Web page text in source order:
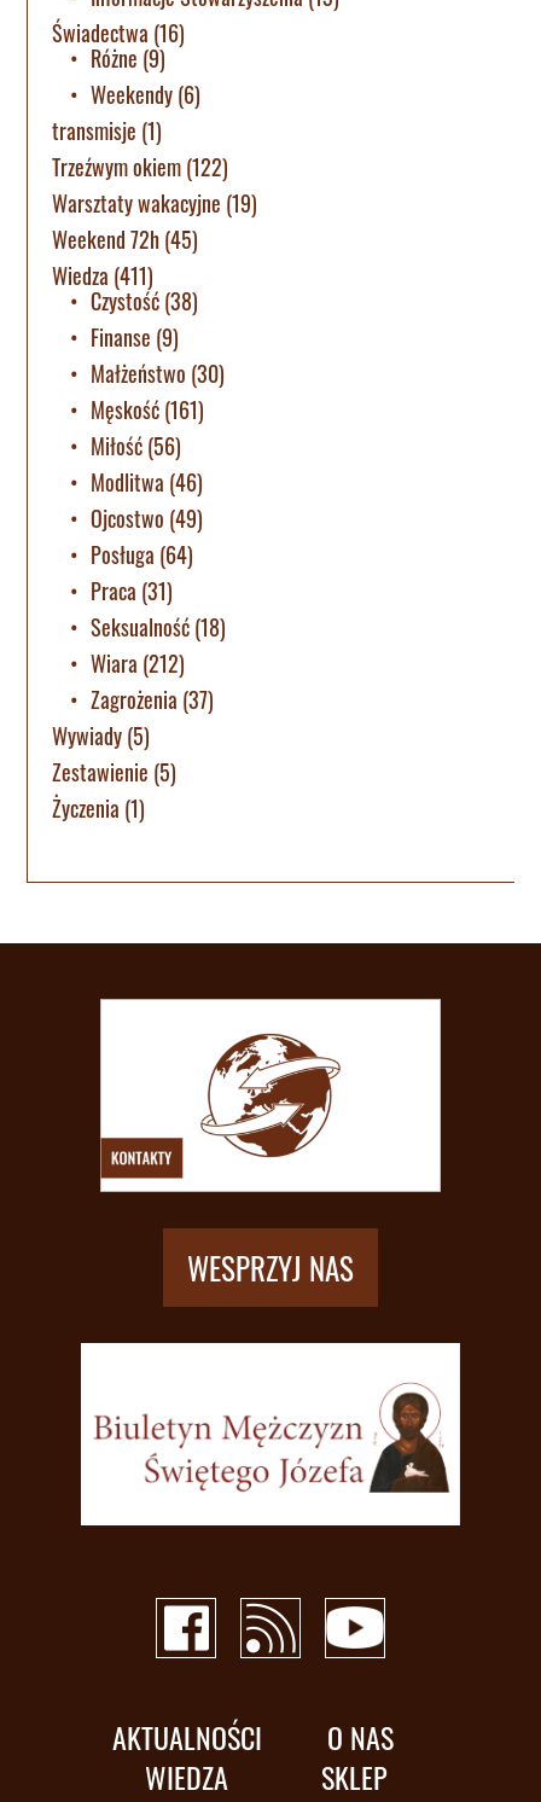
Świadectwa (16)
Różne (9)
Weekendy(6)
transmisje (1)
Trzeźwym okiem(122)
Warsztaty wakacyjne (19)
Weekend 72h(45)
Wiedza (411)
Czystość(38)
Finanse (9)
Małżeństwo (30)
Męskość(161)
Miłość(56)
Modlitwa (46)
Ojcostwo (49)
Posługa (64)
Praca (31)
Seksualność(18)
Wiara (212)
Zagrożenia (37)
Wywiady(5)
Zestawienie (5)
Życzenia (1)
WESPRZYJ NAS
AKTUALNOŚCI
O NAS
WIEDZA
SKLEP